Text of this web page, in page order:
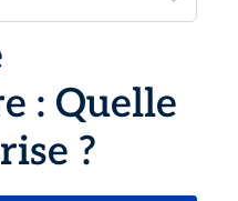
: Quelle
?